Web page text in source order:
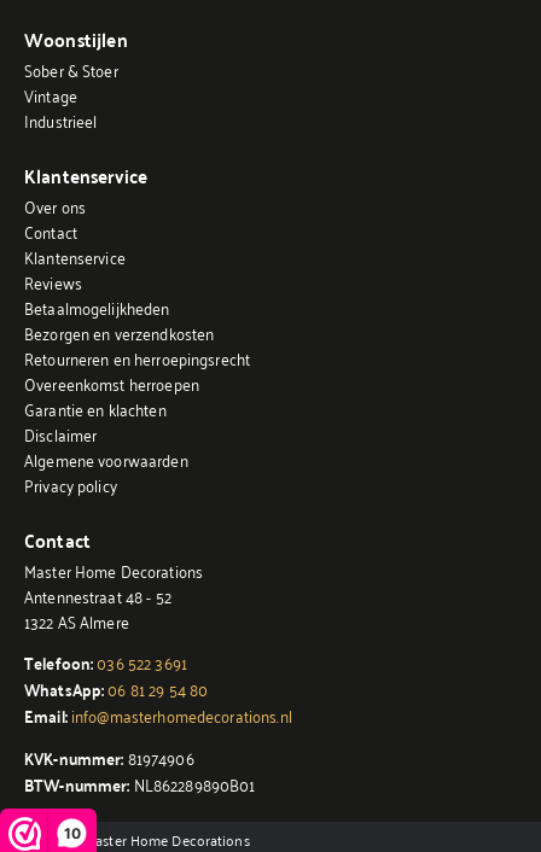
10
Woonstijlen
Sober & Stoer
Vintage
Industrieel
Klantenservice
Over ons
Contact
Klantenservice
Reviews
Betaalmogelijkheden
Bezorgen en verzendkosten
Retourneren en herroepingsrecht
Overeenkomst herroepen
Garantie en klachten
Disclaimer
Algemene voorwaarden
Privacy policy
Contact
Master Home Decorations
Antennestraat 48 - 52
1322 AS Almere
Telefoon:036 522 3691
WhatsApp:06 81 29 54 80
Email:info@masterhomedecorations.nl
KVK-nummer:81974906
BTW-nummer: NL862289890B01
© 2026 - Master Home Decorations